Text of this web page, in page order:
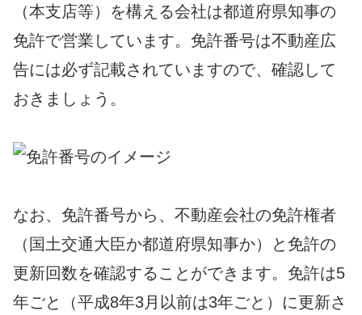
（本支店等）を構える会社は都道府県知事の
免許で営業しています。免許番号は不動産広
告には必ず記載されていますので、確認して
おきましょう。
なお、免許番号から、不動産会社の免許権者
（国土交通大臣か都道府県知事か）と免許の
更新回数を確認することができます。免許は5
年ごと（平成8年3月以前は3年ごと）に更新さ